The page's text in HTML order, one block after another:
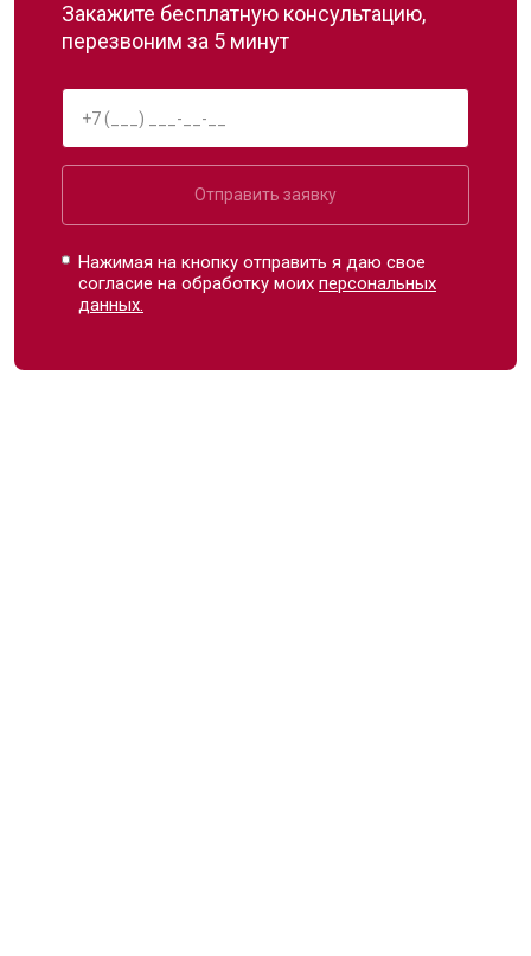
Закажите бесплатную консультацию,
перезвоним за 5 минут
Отправить заявку
Нажимая на кнопку отправить я даю свое
согласие на обработку моихперсональных
данных.